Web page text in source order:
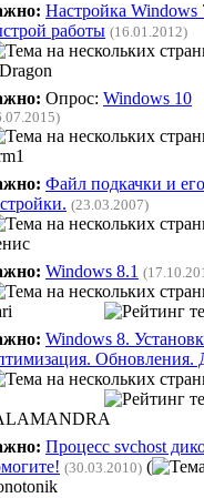
Настройка Windows
работы (16.01.2012)
Опрос: Windows 10
Файл подкачки и его
(23.03.2007)
Windows 8.1
Windows 8.
Обновления.
Процесс svchost
(30.03.2010) (